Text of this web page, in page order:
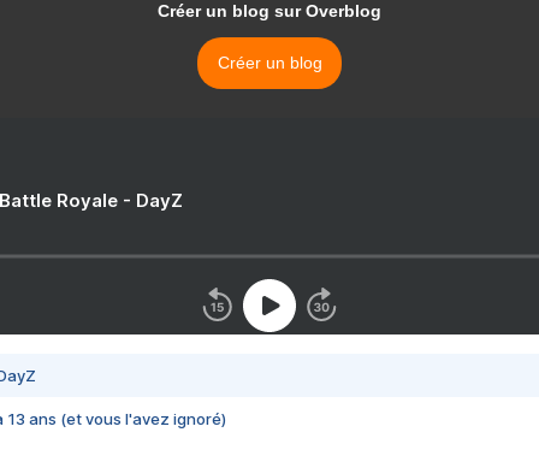
Créer un blog sur Overblog
Créer un blog
Royale - DayZ
13 ans (et vous l'avez ignoré)